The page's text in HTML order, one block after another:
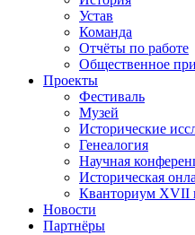
Устав
Команда
Отчёты по работе
Общественное
Проекты
Фестиваль
Музей
Исторические
Генеалогия
Научная
Историческая
Кванториум XVII
Новости
Партнёры